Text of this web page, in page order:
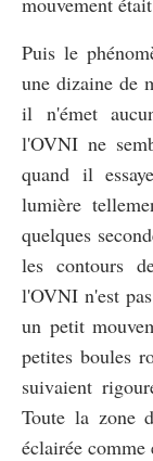
Puis le
une dizaine de
il n'émet
l'OVNI ne
quand il
lumière
quelques
les contours
l'OVNI n'est
un petit
petites boules
suivaient
Toute la zone
éclairée